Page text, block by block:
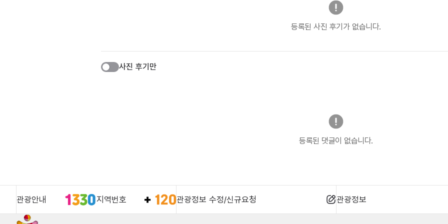
등록된 사진 후기가 없습니다.
사진 후기만
등록된 댓글이 없습니다.
관광안내 지역번호 관광정보 수정/신규요청 관광정보